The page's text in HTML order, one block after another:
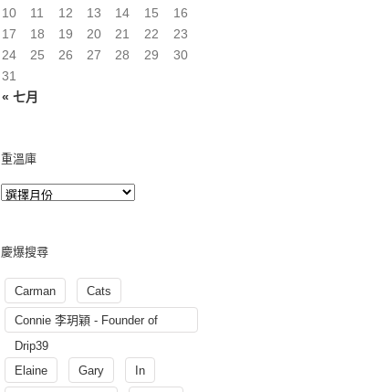
« 七月
10
11 12 13 14 15
16
17
18 19 20 21 22
23
24
25 26 27 28 29
30
31
重溫庫
慶爆搜尋
Carman Cats
Connie 李玥穎 - Founder of
Drip39
Elaine
Gary In